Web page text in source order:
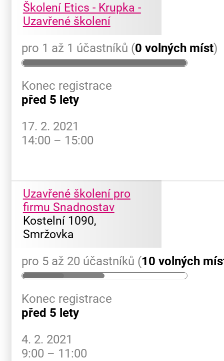
Školení Etics - Krupka -
Uzavřené školení
pro 1 až 1 účastníků (0 volných míst)
Konec registrace
před 5 lety
17. 2. 2021
14:00 – 15:00
Uzavřené školení pro
firmu Snadnostav
Kostelní 1090,
Smržovka
pro 5 až 20 účastníků (10 volných
Konec registrace
před 5 lety
4. 2. 2021
9:00 – 11:00